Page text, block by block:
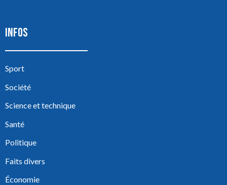
INFOS
Sport
Société
Science et technique
Santé
Politique
Faits divers
Économie